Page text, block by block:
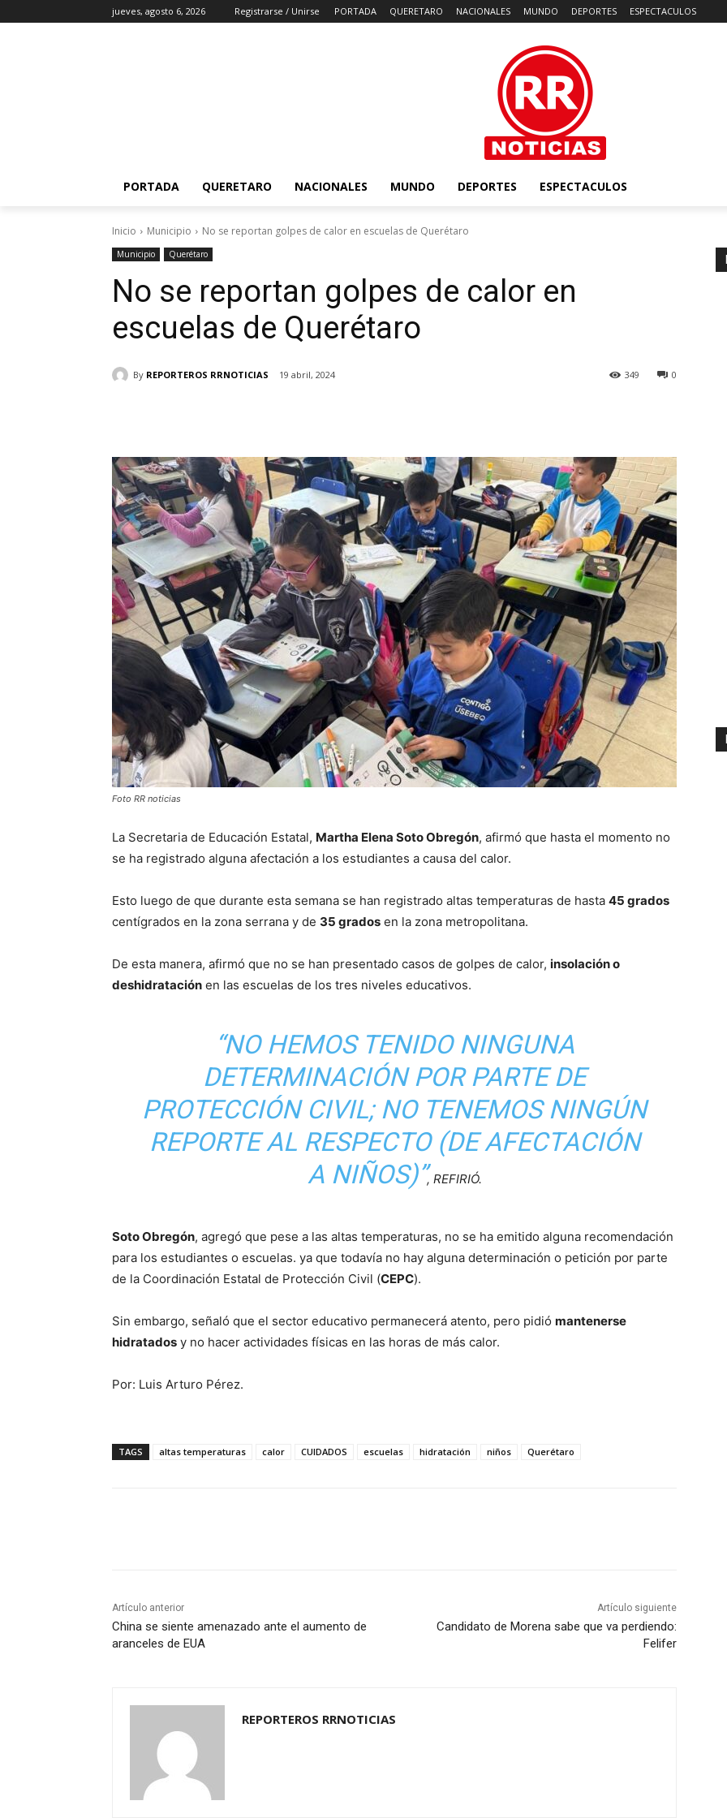
jueves, agosto 6, 2026 Registrarse / Unirse PORTADA QUERETARO NACIONALES MUNDO DEPORTES ESPECTACULOS
PORTADA QUERETARO NACIONALES MUNDO DEPORTES ESPECTACULOS
Inicio Municipio No se reportan golpes de calor en escuelas de Querétaro
Municipio Querétaro
No se reportan golpes de calor en
escuelas de Querétaro
By REPORTEROS RRNOTICIAS 19 abril, 2024 0
349
Foto RR noticias
La Secretaria de Educación Estatal, Martha Elena Soto Obregón, afirmó que hasta el momento no
se ha registrado alguna afectación a los estudiantes a causa del calor.
Esto luego de que durante esta semana se han registrado altas temperaturas de hasta 45 grados
centígrados en la zona serrana y de 35 grados en la zona metropolitana.
De esta manera, afirmó que no se han presentado casos de golpes de calor, insolación o
deshidratación en las escuelas de los tres niveles educativos.
“NO HEMOS TENIDO NINGUNA
DETERMINACIÓN POR PARTE DE
PROTECCIÓN CIVIL; NO TENEMOS NINGÚN
REPORTE AL RESPECTO (DE AFECTACIÓN
A NIÑOS)”, REFIRIÓ.
Soto Obregón, agregó que pese a las altas temperaturas, no se ha emitido alguna recomendación
para los estudiantes o escuelas. ya que todavía no hay alguna determinación o petición por parte
de la Coordinación Estatal de Protección Civil (CEPC).
Sin embargo, señaló que el sector educativo permanecerá atento, pero pidió mantenerse
hidratados y no hacer actividades físicas en las horas de más calor.
Por: Luis Arturo Pérez.
TAGS altas temperaturas calor CUIDADOS escuelas hidratación niños Querétaro
Artículo anterior
China se siente amenazado ante el aumento de
aranceles de EUA
Artículo siguiente
Candidato de Morena sabe que va perdiendo:
Felifer
REPORTEROS RRNOTICIAS